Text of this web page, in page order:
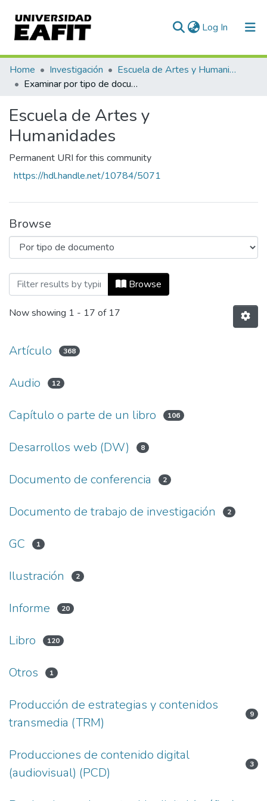
Log In (current)
Communities & Collections
All of DSpace
Home Investigación
Escuela de Artes y Humanidades
Examinar por tipo de documento
Escuela de Artes y
Humanidades
Permanent URI for this community
https://hdl.handle.net/10784/5071
Browse
Browsing Escuela de Artes y
Browse
Now showing 1 - 17 of 17
Artículo 368
Audio 12
Capítulo o parte de un libro 106
Desarrol​los web (DW) 8
Documento de conferencia 2
Documento de trabajo de investigación 2
GC 1
Ilustración 2
Informe 20
Libro 120
Otros 1
Producción de estrategias y contenidos
transmedia (TRM)
9
Producciones de contenido digital
(audiovisual) (PCD)
3